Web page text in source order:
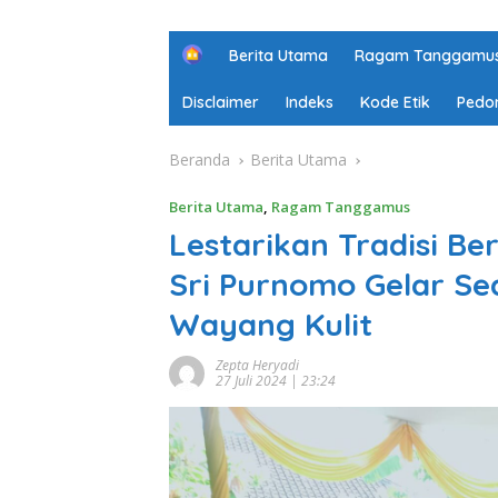
H
m
e
Berita Utama Ragam
Disclaimer Indeks Kode Etik
Beranda Berita Utama
Berita Utama, Ragam Tanggamus
Lestarikan Tradisi
Sri Purnomo Gelar
Wayang Kulit
Zepta Heryadi
27 Juli 2024 | 23:24